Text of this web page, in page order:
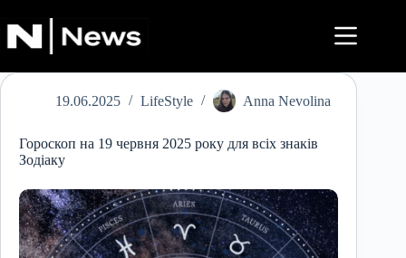
до
вмісту
19.06.2025 LifeStyle Anna Nevolina
Гороскоп на 19 червня 2025 року для всіх знаків
Зодіаку